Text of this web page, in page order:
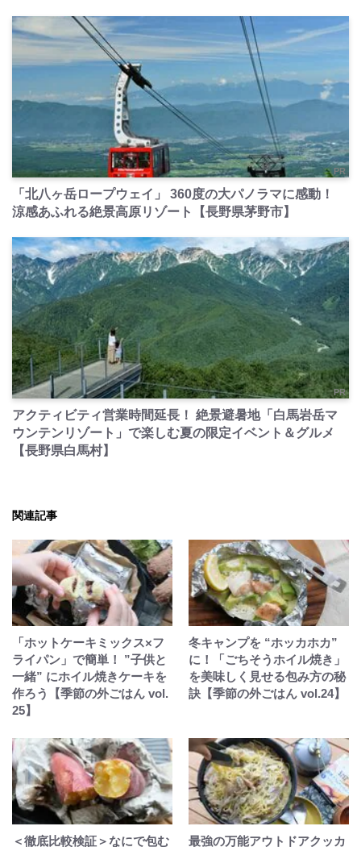
PR
「北八ヶ岳ロープウェイ」 360度の大パノラマに感動！
涼感あふれる絶景高原リゾート【長野県茅野市】
PR
アクティビティ営業時間延長！ 絶景避暑地「白馬岩岳マ
ウンテンリゾート」で楽しむ夏の限定イベント＆グルメ
【長野県白馬村】
関連記事
「ホットケーキミックス×フ
ライパン」で簡単！ ”子供と
一緒” にホイル焼きケーキを
作ろう【季節の外ごはん vol.
25】
冬キャンプを “ホッカホカ”
に！「ごちそうホイル焼き」
を美味しく見せる包み方の秘
訣【季節の外ごはん vol.24】
＜徹底比較検証＞なにで包む 最強の万能アウトドアクッカ